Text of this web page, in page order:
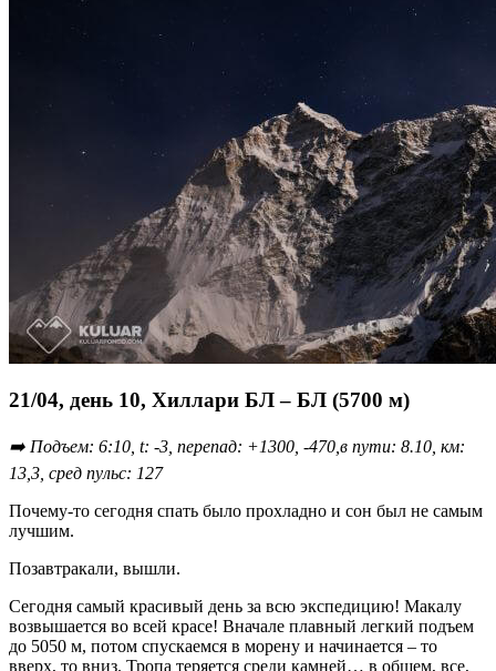
21/04, день 10, Хиллари БЛ – БЛ (5700 м)
➡️ Подъем: 6:10, t: -3, перепад: +1300, -470,в пути: 8.10, км:
13,3, сред пульс: 127
Почему-то сегодня спать было прохладно и сон был не самым
лучшим.
Позавтракали, вышли.
Сегодня самый красивый день за всю экспедицию! Макалу
возвышается во всей красе! Вначале плавный легкий подъем
до 5050 м, потом спускаемся в морену и начинается – то
вверх, то вниз. Тропа теряется среди камней… в общем, все,